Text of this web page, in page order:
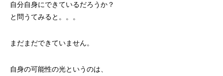
自分自身にできているだろうか？
と問うてみると。。。
まだまだできていません。
自身の可能性の光というのは、